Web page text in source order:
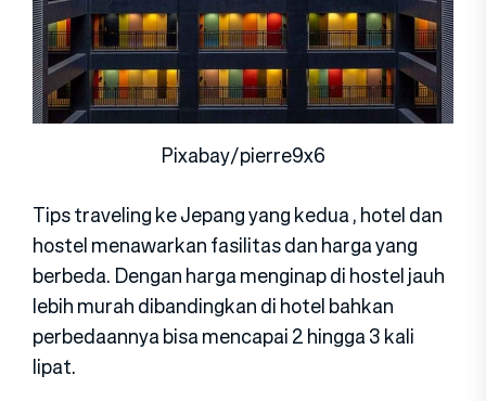
Pixabay/pierre9x6
Tips traveling ke Jepang yang kedua , hotel dan
hostel menawarkan fasilitas dan harga yang
berbeda. Dengan harga menginap di hostel jauh
lebih murah dibandingkan di hotel bahkan
perbedaannya bisa mencapai 2 hingga 3 kali
lipat.